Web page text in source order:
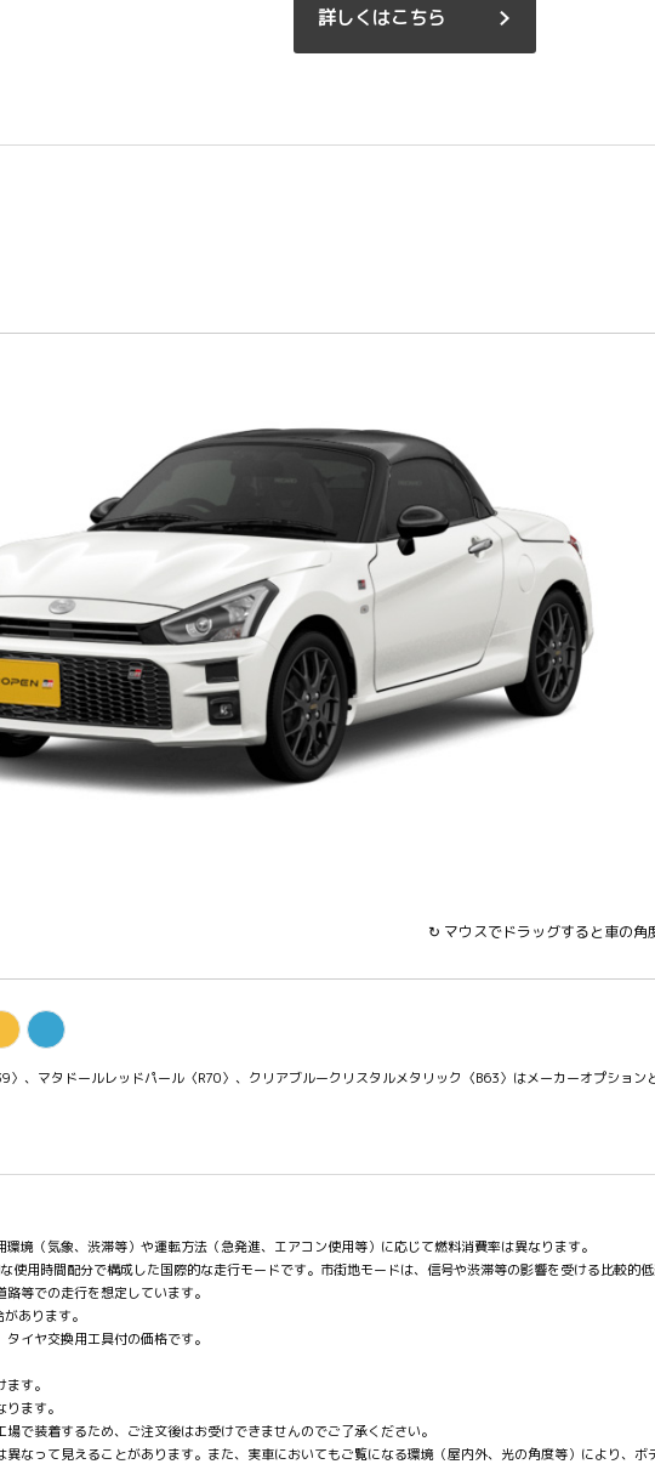
詳しくはこちら
↻ マウスでドラッグすると車の角
、マタドールレッドパール〈R70〉、クリアブルークリスタルメタリック〈B63〉はメーカーオプション
境（気象、渋滞等）や運転方法（急発進、エアコン使用等）に応じて燃料消費率は異なります。
使用時間配分で構成した国際的な走行モードです。市街地モードは、信号や渋滞等の影響を受ける比較的
等での走行を想定しています。
あります。
イヤ交換用工具付の価格です。
す。
ます。
で装着するため、ご注文後はお受けできませんのでご了承ください。
なって見えることがあります。また、実車においてもご覧になる環境（屋内外、光の角度等）により、ボ